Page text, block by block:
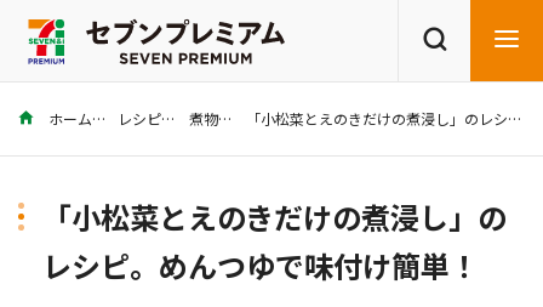
商品を探す レシピを探す
ホーム レシピ 煮物 「小松菜とえのきだけの煮浸し」のレシピ。めんつゆで味付け簡単！
「小松菜とえのきだけの煮浸し」の
レシピ。めんつゆで味付け簡単！